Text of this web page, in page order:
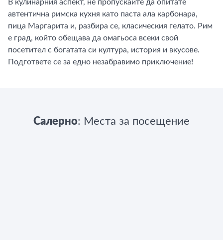
В кулинарния аспект, не пропускайте да опитате
автентична римска кухня като паста ала карбонара,
пица Маргарита и, разбира се, класическия гелато. Рим
е град, който обещава да омагьоса всеки свой
посетител с богатата си култура, история и вкусове.
Подгответе се за едно незабравимо приключение!
Салерно: Места за посещение